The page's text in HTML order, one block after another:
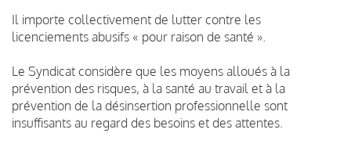
Il importe collectivement de lutter contre les
licenciements abusifs « pour raison de santé ».
Le Syndicat considère que les moyens alloués à la
prévention des risques, à la santé au travail et à la
prévention de la désinsertion professionnelle sont
insuffisants au regard des besoins et des attentes.